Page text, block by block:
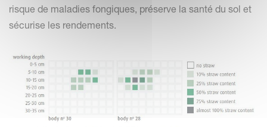
risque de maladies fongiques, préserve la santé du sol et
sécurise les rendements.